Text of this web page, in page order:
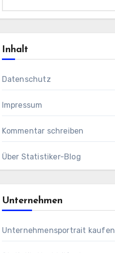
nach:
Inhalt
Datenschutz
Impressum
Kommentar schreiben
Über Statistiker-Blog
Unternehmen
Unternehmensportrait kaufen